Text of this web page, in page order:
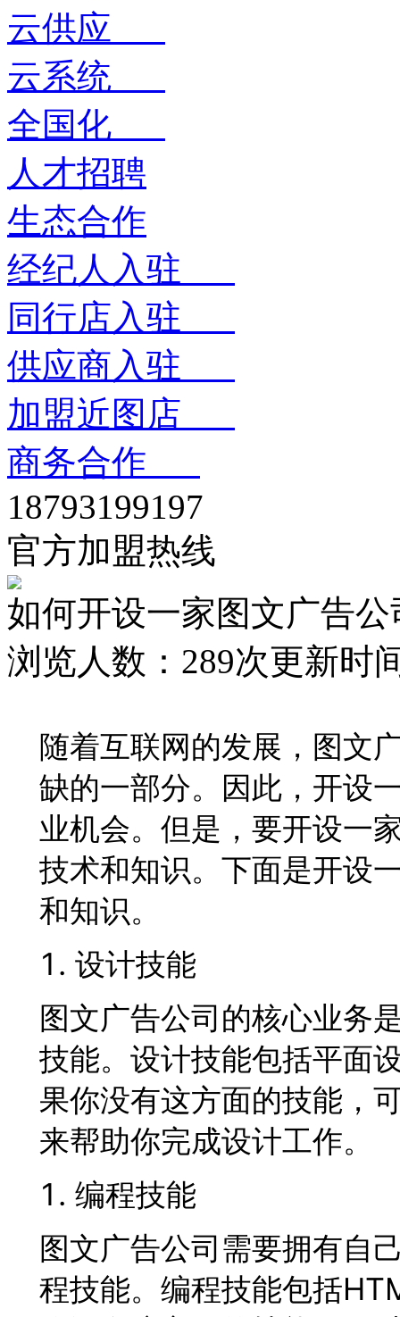
云供应
云系统
全国化
人才招聘
生态合作
经纪人入驻
同行店入驻
供应商入驻
加盟近图店
商务合作
18793199197
官方加盟热线
如何开设一家图文广告公
浏览人数： 289次更新时
随着互联网的发展，图文
缺的一部分。因此，开设
业机会。但是，要开设一
技术和知识。下面是开设
和知识。
设计技能
图文广告公司的核心业务
技能。设计技能包括平面
果你没有这方面的技能，
来帮助你完成设计工作。
编程技能
图文广告公司需要拥有自
程技能。编程技能包括